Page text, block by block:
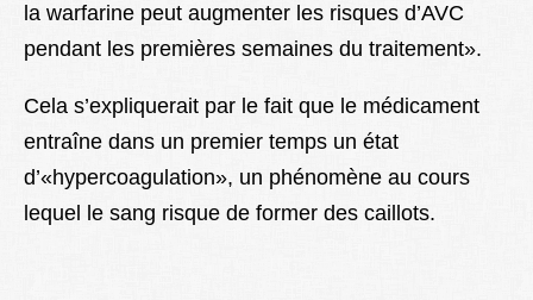
la warfarine peut augmenter les risques d’AVC
pendant les premières semaines du traitement».
Cela s’expliquerait par le fait que le médicament
entraîne dans un premier temps un état
d’«hypercoagulation», un phénomène au cours
lequel le sang risque de former des caillots.